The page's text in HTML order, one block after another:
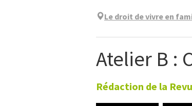
Le droit de vivre en
Atelier B :
Rédaction de la